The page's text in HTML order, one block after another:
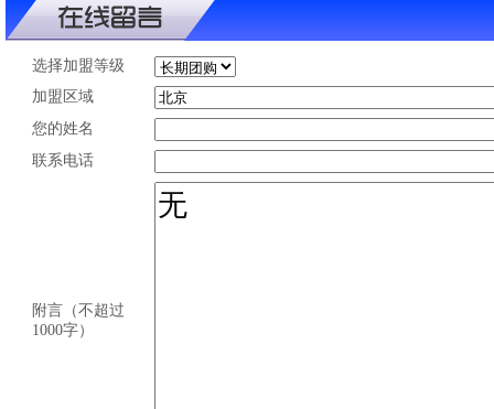
选择加盟等级
加盟区域
您的姓名
联系电话
附言（不超过
1000字）